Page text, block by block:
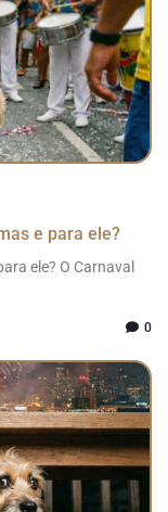
e para ele?
ele? O Carnaval
0